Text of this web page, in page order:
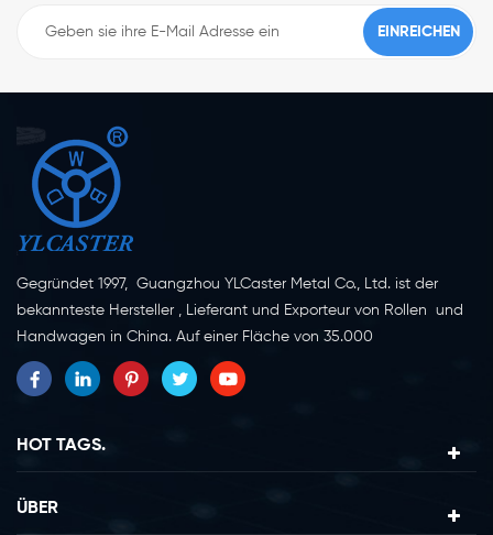
Gegründet 1997, Guangzhou YLCaster Metal Co., Ltd. ist der
bekannteste Hersteller , Lieferant und Exporteur von Rollen und
Handwagen in China. Auf einer Fläche von 35.000
Quadratmetern in der Stadt Yangjiang in der Provinz
Guangdong mit mehr als 20 Experten und etwa 150 Mitarbeitern,
Als professioneller Hersteller von Lenkrollen seit mehr als 20
Jahren ist unser Unternehmen auf die Erforschung, Konstruktion,
Herstellung und den Export von Lenkrollen spezialisiert. Derzeit
lassen sich unsere Produkte in zwei Hauptkategorien einteilen,
HOT TAGS.
ÜBER